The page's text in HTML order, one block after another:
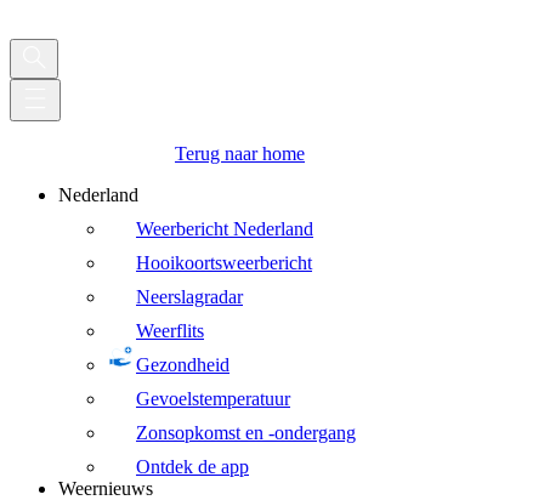
Terug naar home
Nederland
Weerbericht Nederland
Hooikoortsweerbericht
Neerslagradar
Weerflits
Gezondheid
Gevoelstemperatuur
Zonsopkomst en -ondergang
Ontdek de app
Weernieuws